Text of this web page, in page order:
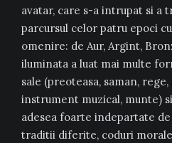
avatar, care s-a intrupat si a
parcursul celor patru epoci
omenire: de Aur, Argint,
iluminata a luat mai multe
sale (preoteasa, saman,
instrument muzical, munte)
adesea foarte indepartate
traditii diferite, coduri